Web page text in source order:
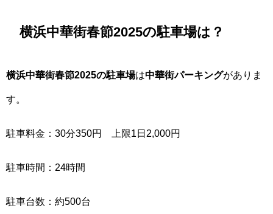
横浜中華街春節2025の駐車場は？
横浜中華街春節2025の駐車場は中華街パーキングがありま
す。
駐車料金：30分350円 上限1日2,000円
駐車時間：24時間
駐車台数：約500台